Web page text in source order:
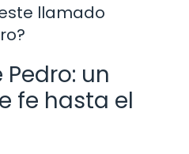
llamado
un
fe hasta el